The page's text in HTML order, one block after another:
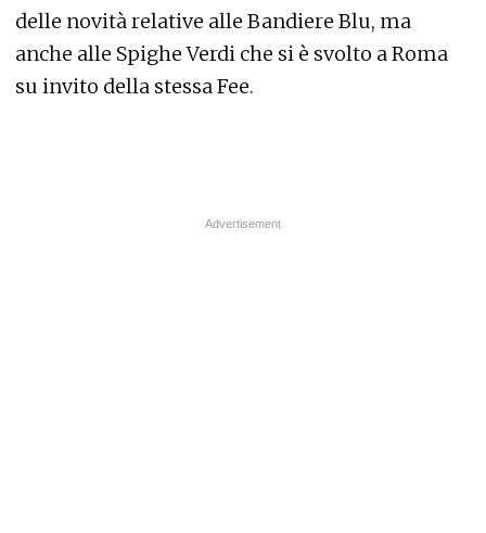
delle novità relative alle Bandiere Blu, ma
anche alle Spighe Verdi che si è svolto a Roma
su invito della stessa Fee.